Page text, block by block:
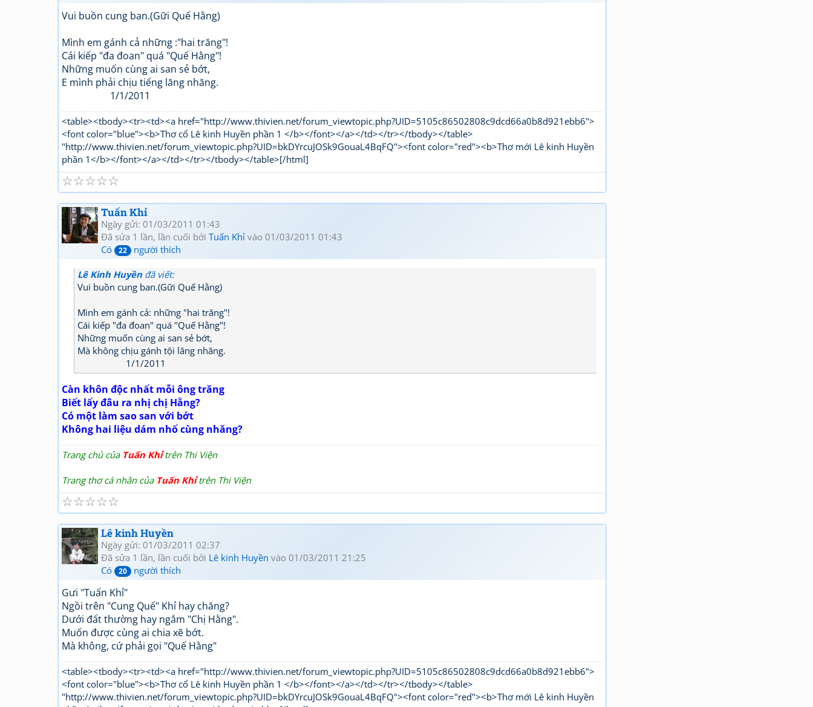
Vui buồn cung ban.(Gữi Quế Hằng)
Mình em gánh cả những :"hai trăng"!
Cái kiếp "đa đoan" quá "Quế Hằng"!
Những muốn cùng ai san sẻ bớt,
E mình phải chịu tiếng lăng nhăng.
1/1/2011
<table><tbody><tr><td><a href="http://www.thivien.net/forum_viewtopic.php?UID=5105c86502808c9dcd66a0b8d921ebb6">
<font color="blue"><b>Thơ cổ Lê kinh Huyền phần 1 </b></font></a></td></tr></tbody></table>
"http://www.thivien.net/forum_viewtopic.php?UID=bkDYrcuJOSk9GouaL4BqFQ"><font color="red"><b>Thơ mới Lê kinh Huyền
phần 1</b></font></a></td></tr></tbody></table>[/html]
☆
☆
☆
☆
☆
Tuấn Khỉ
Ngày gửi: 01/03/2011 01:43
Đã sửa 1 lần, lần cuối bởi Tuấn Khỉ vào 01/03/2011 01:43
Có
22 người thích
Lê Kinh Huyền đã viết:
Vui buồn cung ban.(Gữi Quế Hằng)
Mình em gánh cả: những "hai trăng"!
Cái kiếp "đa đoan" quá "Quế Hằng"!
Những muốn cùng ai san sẻ bớt,
Mà không chịu gánh tội lăng nhăng.
1/1/2011
Càn khôn độc nhất mỗi ông trăng
Biết lấy đâu ra nhị chị Hằng?
Có một làm sao san với bớt
Không hai liệu dám nhố cùng nhăng?
Trang chủ của Tuấn Khỉtrên Thi Viện
Trang thơ cá nhân của Tuấn Khỉtrên Thi Viện
☆
☆
☆
☆
☆
Lê kinh Huyền
Ngày gửi: 01/03/2011 02:37
Đã sửa 1 lần, lần cuối bởi Lê kinh Huyền vào 01/03/2011 21:25
Có
20 người thích
Gưi "Tuấn Khỉ"
Ngồi trên "Cung Quế" Khỉ hay chăng?
Dưới đất thường hay ngắm "Chị Hằng".
Muốn được cùng ai chia xẽ bớt.
Mà không, cứ phải gọi "Quế Hằng"
<table><tbody><tr><td><a href="http://www.thivien.net/forum_viewtopic.php?UID=5105c86502808c9dcd66a0b8d921ebb6">
<font color="blue"><b>Thơ cổ Lê kinh Huyền phần 1 </b></font></a></td></tr></tbody></table>
"http://www.thivien.net/forum_viewtopic.php?UID=bkDYrcuJOSk9GouaL4BqFQ"><font color="red"><b>Thơ mới Lê kinh Huyền